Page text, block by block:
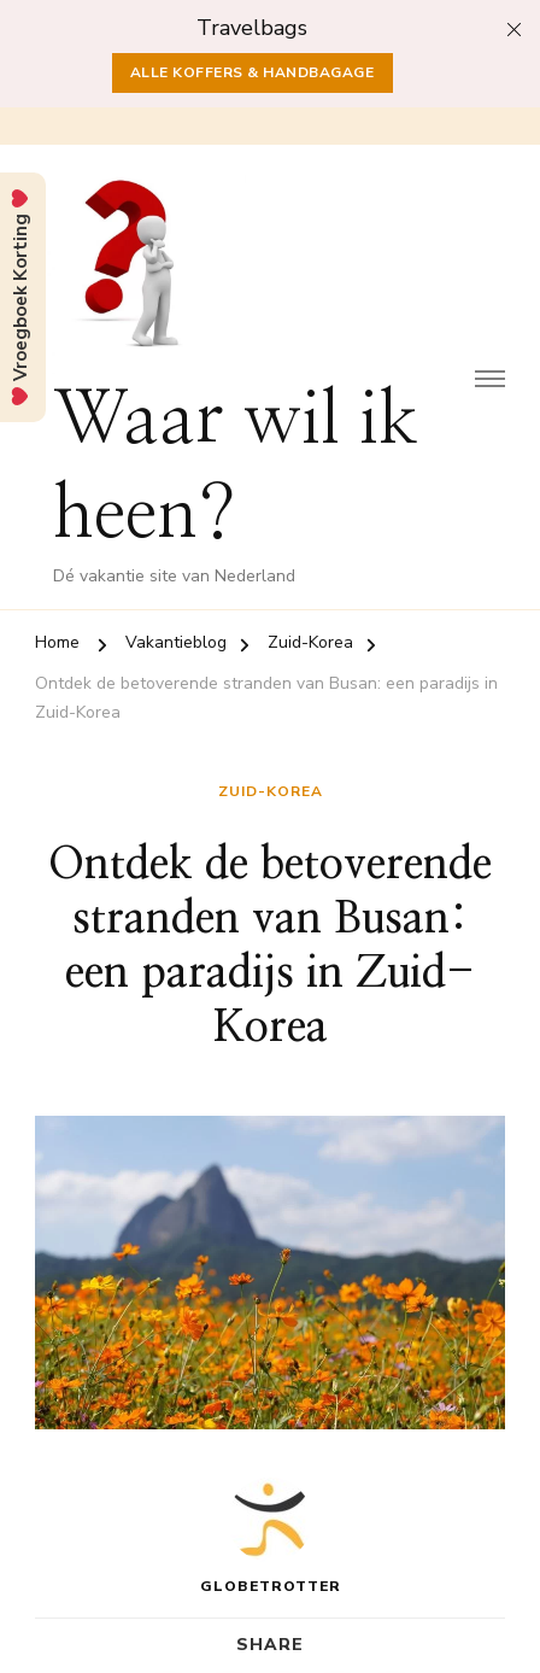
Travelbags
ALLE KOFFERS & HANDBAGAGE
Waar wil ik
heen?
Dé vakantie site van Nederland
Home Vakantieblog
Zuid-Korea
Ontdek de betoverende stranden van Busan: een paradijs in
Zuid-Korea
ZUID-KOREA
Ontdek de betoverende
stranden van Busan:
een paradijs in Zuid-
Korea
GLOBETROTTER
SHARE
Vroegboek Korting